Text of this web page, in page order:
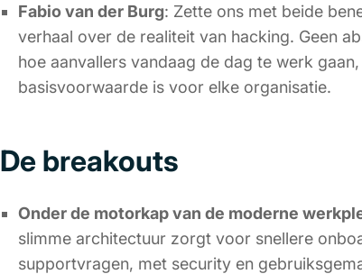
Fabio van der Burg: Zette ons met beide
verhaal over de realiteit van hacking. Geen
hoe aanvallers vandaag de dag te werk
basisvoorwaarde is voor elke organisatie.
De breakouts
Onder de motorkap van de moderne
slimme architectuur zorgt voor snellere
supportvragen, met security en